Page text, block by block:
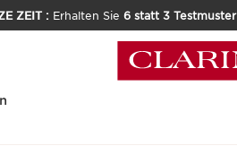
ZEIT : Erhalten Sie 6 statt 3 Testmuster